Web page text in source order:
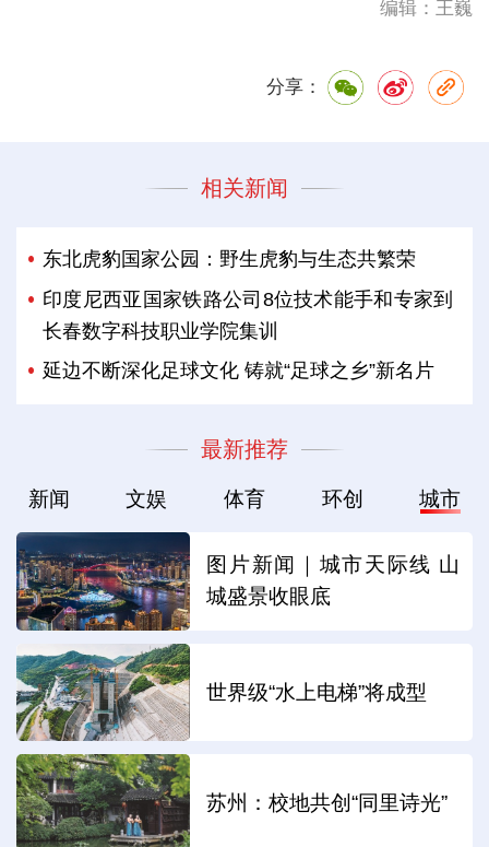
编辑：王巍
分享：
相关新闻
东北虎豹国家公园：野生虎豹与生态共繁荣
印度尼西亚国家铁路公司8位技术能手和专家到
长春数字科技职业学院集训
延边不断深化足球文化 铸就“足球之乡”新名片
最新推荐
新闻 文娱 体育 环创 城市
图片新闻｜城市天际线 山
城盛景收眼底
世界级“水上电梯”将成型
苏州：校地共创“同里诗光”